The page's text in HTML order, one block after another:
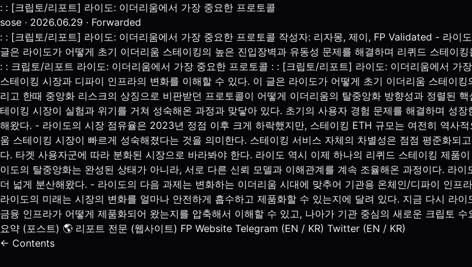
: : [크립토/리포트] 라이도: 이더리움에서 가장 중요한 프로토콜
sose · 2026.06.29 · Forwarded
: : [크립토/리포트] 라이도: 이더리움에서 가장 중요한 프로토콜 작성자: 리자몽, 제이, FP Validated - 라이
글은 라이도가 어떻게 초기 이더리움 스테이킹의 높은 진입장벽과 유동성 문제를 해결하며 리퀴드 스테이
: : 크립토/리포트 라이도: 이더리움에서 가장 중요한 프로토콜 : : [크립토/리포트] 라이도: 이더리움에서
스테이킹 시장과 디파이 인프라의 변화를 이해할 수 있다. 이 글은 라이도가 어떻게 초기 이더리움 스테이
리고 한때 중앙화 리스크의 상징으로 비판받던 프로토콜이 어떻게 이더리움의 탈중앙화 방향성과 정렬된
테이킹 시장이 실험과 위기를 거쳐 성숙해온 과정과 맞닿아 있다. 초기의 사용자 경험 문제를 해결하며 성
해왔다. - 라이도의 시장 점유율은 2023년 정점 이후 크게 하락했지만, 스테이킹 ETH 규모는 여전히 역사
움 스테이킹 시장이 빠르게 성숙해졌다는 것을 의미한다. 스테이킹 서비스 자체의 차별성은 점점 평준화
다. 타겟 사용자군에 따라 분화된 시장으로 바라봐야 한다. 라이도 역시 이제 하나의 리퀴드 스테이킹 제
이도의 탈중앙화는 완성된 상태가 아니라, 서로 다른 신뢰 모델과 이해관계를 계속 조율해온 과정이다. 라
더 넓게 분산해왔다. - 라이도의 다음 과제는 변화하는 이더리움 시대에 맞추어 기관용 온체인/디파이 인
라이도의 미래는 시장의 변화를 얼마나 안전하게 흡수하고 제품화할 수 있는지에 달려 있다. 지금 다시 라
금융 인프라가 어떻게 제품화되어 왔는지를 압축해서 이해할 수 있고, 나아가 기관 중심의 새로운 크립토
요약 (포스트) 🌎 리포트 전문 (웹사이트) FP Website Telegram (EN / KR) Twitter (EN / KR)
← Contents